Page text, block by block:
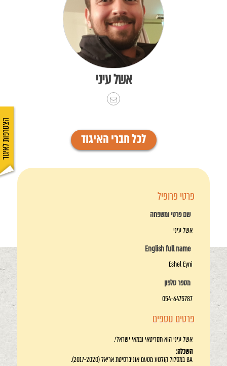
הצטרפות לאיגוד
אשל עיני
לכל חברי האיגוד
פרטי פרופיל
שם פרטי ומשפחה
אשל עיני
English full name
Eshel Eyni
מספר טלפון
054-6475787
פרטים נוספים
אשל עיני הוא תסריטאי ובמאי ישראלי.
השכלה:
BA במסלול קולנוע מטעם אוניברסיטת אריאל (2017-2020).